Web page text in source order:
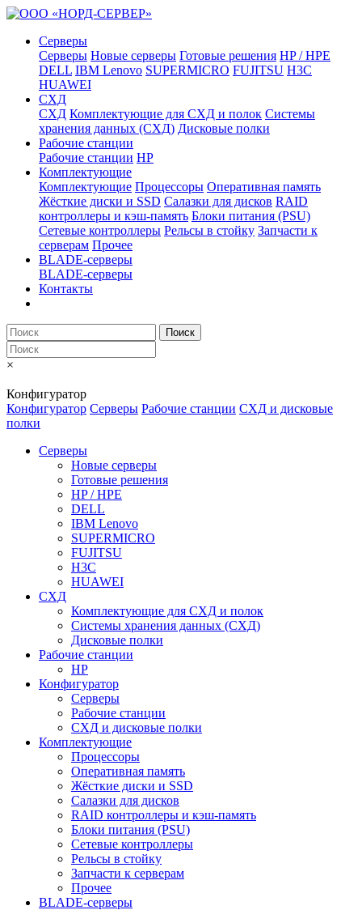
Серверы
Серверы Новые серверы Готовые решения HP / HPE
DELL IBM Lenovo SUPERMICRO FUJITSU H3C
HUAWEI
СХД
СХД Комплектующие для СХД и полок Системы
хранения данных (СХД) Дисковые полки
Рабочие станции
Рабочие станции HP
Комплектующие
Комплектующие Процессоры Оперативная память
Жёсткие диски и SSD Салазки для дисков RAID
контроллеры и кэш-память Блоки питания (PSU)
Сетевые контроллеры Рельсы в стойку Запчасти к
серверам Прочее
BLADE-серверы
BLADE-серверы
Контакты
Поиск
×
Конфигуратор
Конфигуратор Серверы Рабочие станции СХД и дисковые
полки
Серверы
Новые серверы
Готовые решения
HP / HPE
DELL
IBM Lenovo
SUPERMICRO
FUJITSU
H3C
HUAWEI
СХД
Комплектующие для СХД и полок
Системы хранения данных (СХД)
Дисковые полки
Рабочие станции
HP
Конфигуратор
Серверы
Рабочие станции
СХД и дисковые полки
Комплектующие
Процессоры
Оперативная память
Жёсткие диски и SSD
Салазки для дисков
RAID контроллеры и кэш-память
Блоки питания (PSU)
Сетевые контроллеры
Рельсы в стойку
Запчасти к серверам
Прочее
BLADE-серверы